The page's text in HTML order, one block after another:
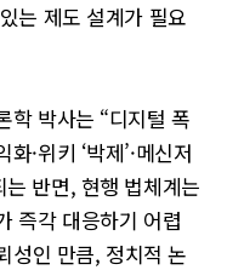
는 제도 설계가 필요
학 박사는 “디지털 폭
·위키 ‘박제’·메신저
반면, 현행 법체계는
즉각 대응하기 어렵
성인 만큼, 정치적 논